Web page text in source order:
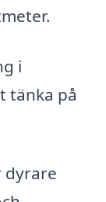
i
tänka på
dyrare